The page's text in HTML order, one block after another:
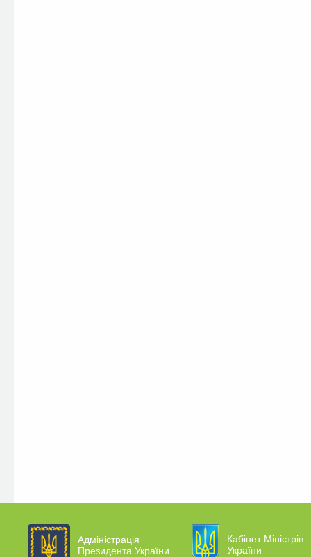
Адміністрація
Президента України
Кабінет Міністрів
України